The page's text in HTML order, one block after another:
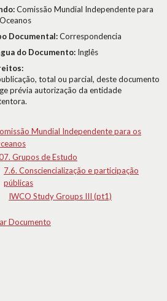
Comissão Mundial Independente para
Documental:Correspondencia
do Documento: Inglês
total ou parcial, deste documento
prévia autorização da entidade
Mundial Independente para os
Grupos de Estudo
7.6. Consciencialização e participação
públicas
IWCO Study Groups III (pt1)
Documento